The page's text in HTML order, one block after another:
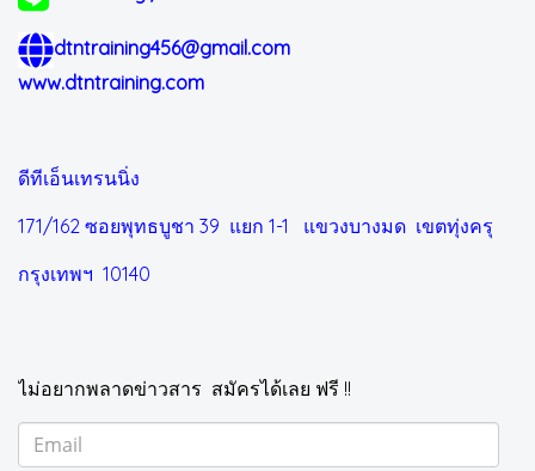
dtntraining456@gmail.com
www.dtntraining.com
ดีทีเอ็นเทรนนิ่ง
171/162 ซอยพุทธบูชา 39 แยก 1-1 แขวงบางมด เขตทุ่งครุ
กรุงเทพฯ 10140
ไม่อยากพลาดข่าวสาร สมัครได้เลย ฟรี !!